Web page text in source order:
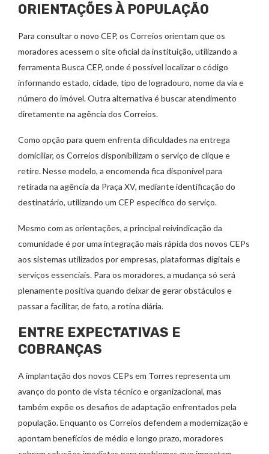
ORIENTAÇÕES À POPULAÇÃO
Para consultar o novo CEP, os Correios orientam que os
moradores acessem o site oficial da instituição, utilizando a
ferramenta Busca CEP, onde é possível localizar o código
informando estado, cidade, tipo de logradouro, nome da via e
número do imóvel. Outra alternativa é buscar atendimento
diretamente na agência dos Correios.
Como opção para quem enfrenta dificuldades na entrega
domiciliar, os Correios disponibilizam o serviço de clique e
retire. Nesse modelo, a encomenda fica disponível para
retirada na agência da Praça XV, mediante identificação do
destinatário, utilizando um CEP específico do serviço.
Mesmo com as orientações, a principal reivindicação da
comunidade é por uma integração mais rápida dos novos CEPs
aos sistemas utilizados por empresas, plataformas digitais e
serviços essenciais. Para os moradores, a mudança só será
plenamente positiva quando deixar de gerar obstáculos e
passar a facilitar, de fato, a rotina diária.
ENTRE EXPECTATIVAS E
COBRANÇAS
A implantação dos novos CEPs em Torres representa um
avanço do ponto de vista técnico e organizacional, mas
também expõe os desafios de adaptação enfrentados pela
população. Enquanto os Correios defendem a modernização e
apontam benefícios de médio e longo prazo, moradores